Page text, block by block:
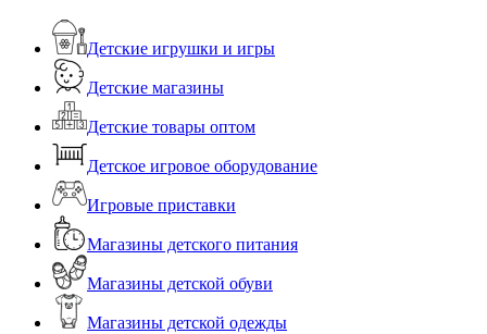
Детские игрушки и игры
Детские магазины
Детские товары оптом
Детское игровое оборудование
Игровые приставки
Магазины детского питания
Магазины детской обуви
Магазины детской одежды